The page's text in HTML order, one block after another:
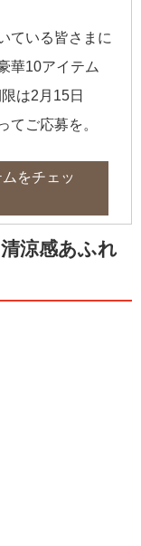
ている皆さまに
華10アイテム
は2月15日
てご応募を。
をチェッ
涼感あふれ